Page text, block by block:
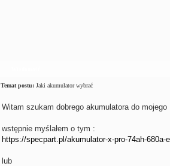
Temat postu: Jaki akumulator wybrać
Witam szukam dobrego akumulatora do mojego
wstępnie myślałem o tym :
https://specpart.pl/akumulator-x-pro-74ah-680a-
lub